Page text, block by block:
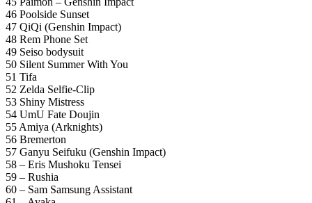
46 Poolside Sunset
47 QiQi (Genshin Impact)
48 Rem Phone Set
49 Seiso bodysuit
50 Silent Summer With You
51 Tifa
52 Zelda Selfie-Clip
53 Shiny Mistress
54 UmU Fate Doujin
55 Amiya (Arknights)
56 Bremerton
57 Ganyu Seifuku (Genshin Impact)
58 – Eris Mushoku Tensei
59 – Rushia
60 – Sam Samsung Assistant